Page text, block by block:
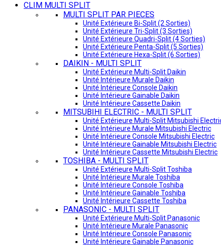
CLIM MULTI SPLIT
MULTI SPLIT PAR PIECES
Unité Extérieure Bi-Split (2 Sorties)
Unité Extérieure Tri-Split (3 Sorties)
Unité Extérieure Quadri-Split (4 Sorties)
Unité Extérieure Penta-Split (5 Sorties)
Unité Extérieure Hexa-Split (6 Sorties)
DAIKIN - MULTI SPLIT
Unité Extérieure Multi-Split Daikin
Unité Intérieure Murale Daikin
Unité Intérieure Console Daikin
Unité Intérieure Gainable Daikin
Unité Intérieure Cassette Daikin
MITSUBIHI ELECTRIC - MULTI SPLIT
Unité Extérieure Multi-Split Mitsubishi
Unité Intérieure Murale Mitsubishi Electric
Unité Intérieure Console Mitsubishi Electric
Unité Intérieure Gainable Mitsubishi Electric
Unité Intérieure Cassette Mitsubishi Electric
TOSHIBA - MULTI SPLIT
Unité Extérieure Multi-Split Toshiba
Unité Intérieure Murale Toshiba
Unité Intérieure Console Toshiba
Unité Intérieure Gainable Toshiba
Unité Intérieure Cassette Toshiba
PANASONIC - MULTI SPLIT
Unité Extérieure Multi-Split Panasonic
Unité Intérieure Murale Panasonic
Unité Intérieure Console Panasonic
Unité Intérieure Gainable Panasonic